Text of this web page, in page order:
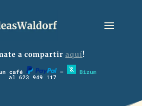
a compartir aquí!
café – Bizum
al 623 949 117